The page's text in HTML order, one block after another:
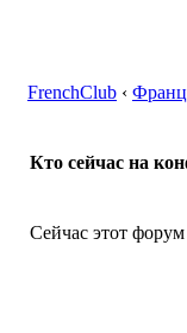
FrenchClub ‹
Кто сейчас на
Сейчас этот